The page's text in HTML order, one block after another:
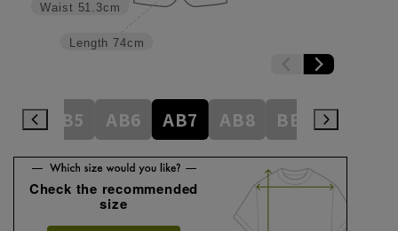
Length 74cm
Waist 51.3cm
AB5 AB6 AB7 AB8 BE3 BE4
Check the recommended
size